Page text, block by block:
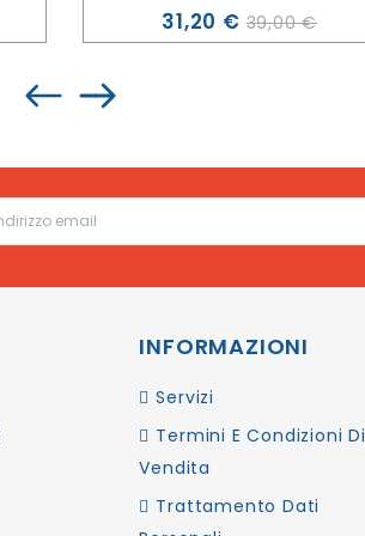
Prezzo
31,20 € 39,00 €
INFORMAZIONI
Servizi
Termini E Condizioni Di
Vendita
Trattamento Dati